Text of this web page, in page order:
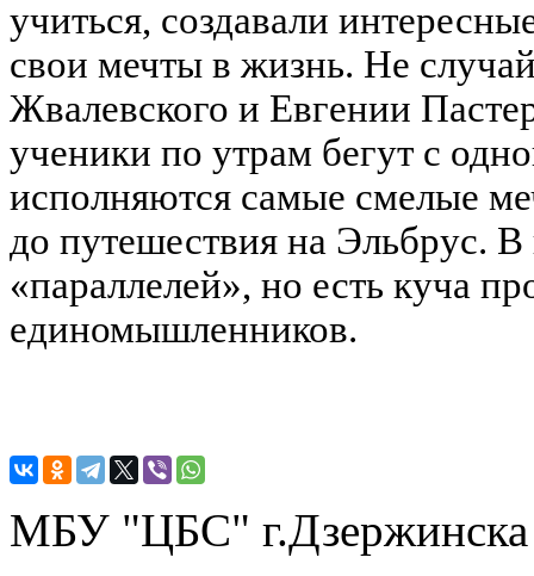
учиться, создавали
свои мечты в жизнь. Не
Жвалевского и Евгении
ученики по утрам бегут с
исполняются самые смелые
до путешествия на Эльбрус.
«параллелей», но есть куча
единомышленников.
МБУ "ЦБС" г.Дзержинска